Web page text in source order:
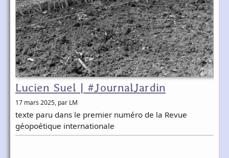
Lucien Suel | #JournalJardin
17 mars 2025, par LM
texte paru dans le premier numéro de la Revue
géopoétique internationale